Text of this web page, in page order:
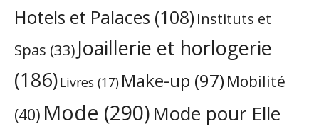
Hotels et Palaces (108) Instituts et
Spas (33) Joaillerie et horlogerie
(186)Livres (17) Make-up (97) Mobilité
(40) Mode (290)Mode pour Elle